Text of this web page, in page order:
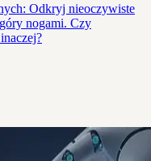
Odkryj nieoczywiste
nogami. Czy